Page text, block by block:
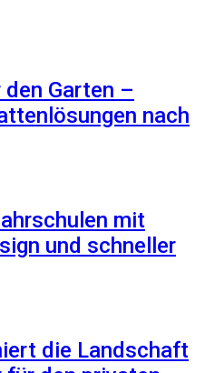
Garten –
nach
mit
und schneller
die Landschaft